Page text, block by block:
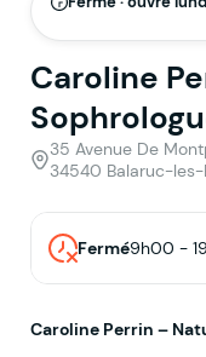
Caroline
35 Avenue De
34540 Balaruc-les-
Fermé9h00 -
Caroline Perrin –